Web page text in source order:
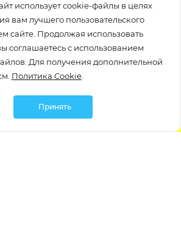
на нашу рассылку
и акциях самые первые!
использует cookie-файлы в целях
вам лучшего пользовательского
сайте. Продолжая использовать
соглашаетесь с использованием
Для получения дополнительной
Политика Cookie.
Принять